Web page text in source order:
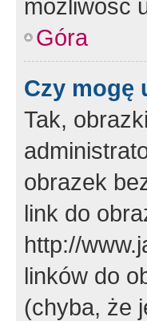
możliwość
Góra
Czy mogę
Tak,
obrazek
link do
http://
linków do
(chyba, że